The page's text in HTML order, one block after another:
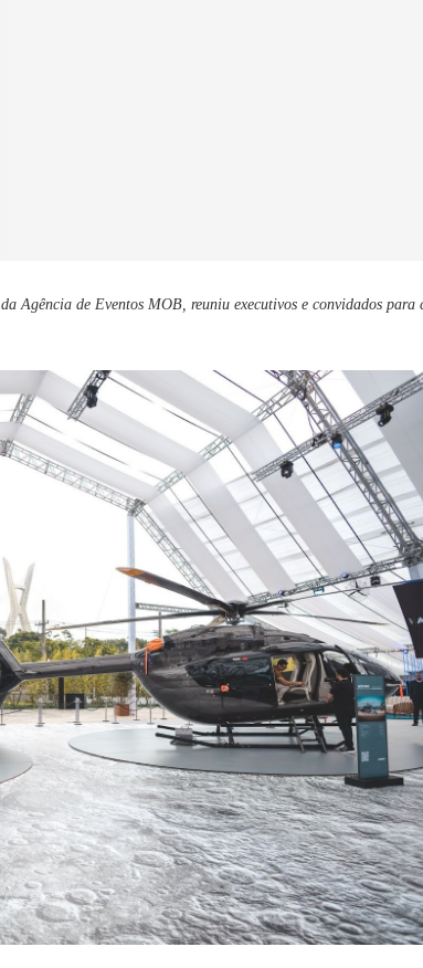
Agência de Eventos MOB, reuniu executivos e convidados para